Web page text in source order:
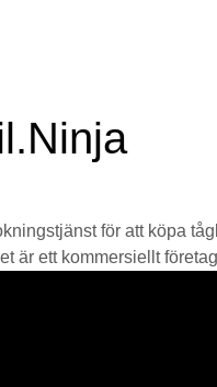
för att köpa
är ett kommersiellt